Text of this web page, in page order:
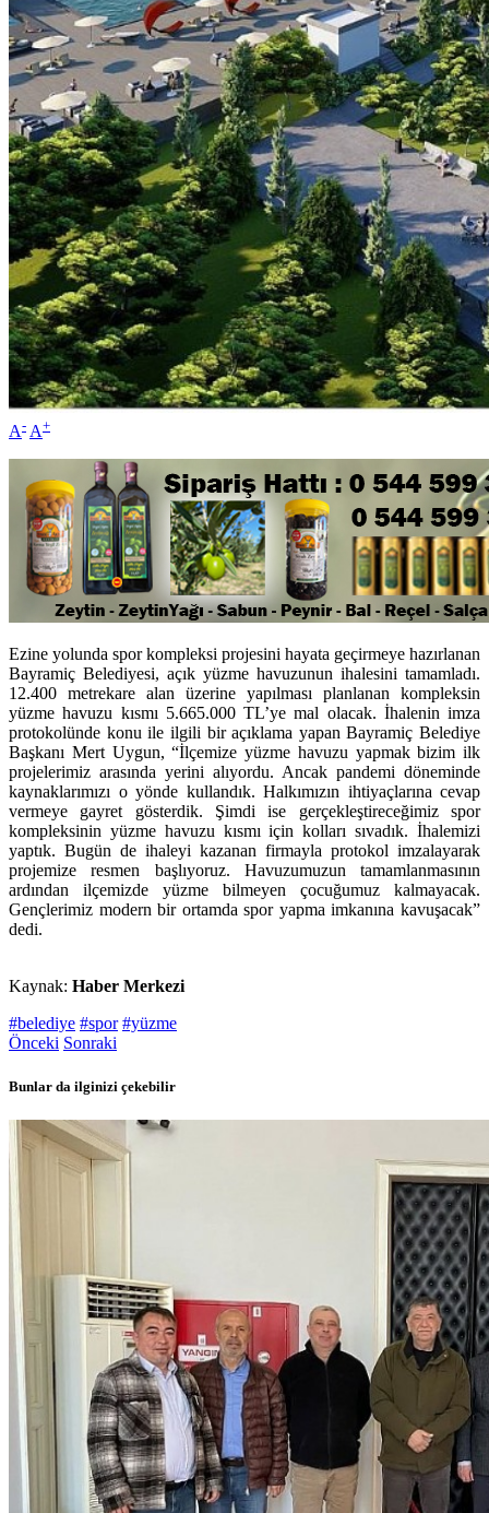
A- A+
Ezine yolunda spor kompleksi projesini hayata geçirmeye hazırlanan
Bayramiç Belediyesi, açık yüzme havuzunun ihalesini tamamladı.
12.400 metrekare alan üzerine yapılması planlanan kompleksin
yüzme havuzu kısmı 5.665.000 TL’ye mal olacak. İhalenin imza
protokolünde konu ile ilgili bir açıklama yapan Bayramiç Belediye
Başkanı Mert Uygun, “İlçemize yüzme havuzu yapmak bizim ilk
projelerimiz arasında yerini alıyordu. Ancak pandemi döneminde
kaynaklarımızı o yönde kullandık. Halkımızın ihtiyaçlarına cevap
vermeye gayret gösterdik. Şimdi ise gerçekleştireceğimiz spor
kompleksinin yüzme havuzu kısmı için kolları sıvadık. İhalemizi
yaptık. Bugün de ihaleyi kazanan firmayla protokol imzalayarak
projemize resmen başlıyoruz. Havuzumuzun tamamlanmasının
ardından ilçemizde yüzme bilmeyen çocuğumuz kalmayacak.
Gençlerimiz modern bir ortamda spor yapma imkanına kavuşacak”
dedi.
Kaynak: Haber Merkezi
#belediye #spor #yüzme
Önceki Sonraki
Bunlar da ilginizi çekebilir